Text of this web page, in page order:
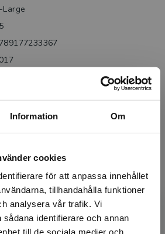
Information Om
cookies
för att anpassa innehållet
tillhandahålla funktioner
analysera vår trafik. Vi
identifierare och annan
till de sociala medier och
fraktregion
är viktigt. Storartad läsning.”
Svenska Dagbladet: ”I
ung och vuxen läsning befinner
av Augustprisade Jessica
Large